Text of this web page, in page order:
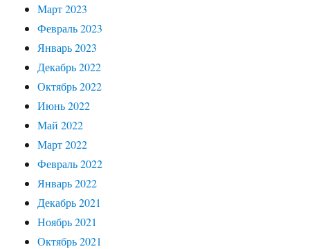
Март 2023
Февраль 2023
Январь 2023
Декабрь 2022
Октябрь 2022
Июнь 2022
Май 2022
Март 2022
Февраль 2022
Январь 2022
Декабрь 2021
Ноябрь 2021
Октябрь 2021